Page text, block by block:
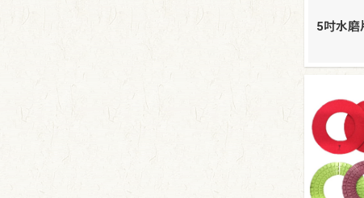
5吋水磨